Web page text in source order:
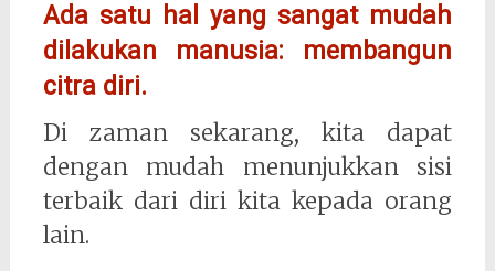
Ada satu hal yang sangat mudah
dilakukan manusia: membangun
citra diri.
Di zaman sekarang, kita dapat
dengan mudah menunjukkan sisi
terbaik dari diri kita kepada orang
lain.